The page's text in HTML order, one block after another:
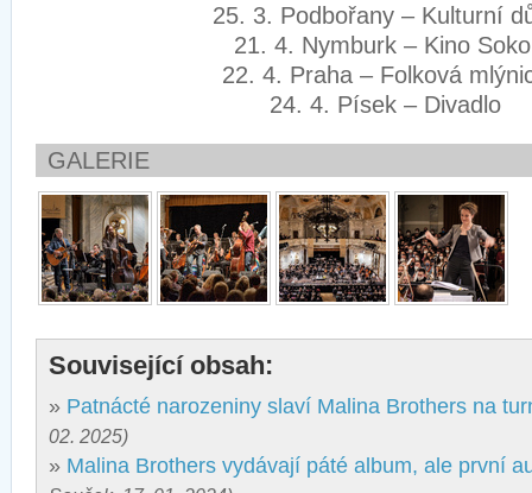
25. 3. Podbořany – Kulturní
21. 4. Nymburk – Kino
22. 4. Praha – Folková
24. 4. Písek – Divadlo
GALERIE
Související obsah:
» Patnácté narozeniny slaví Malina Brothers na
02. 2025)
» Malina Brothers vydávají páté album, ale první